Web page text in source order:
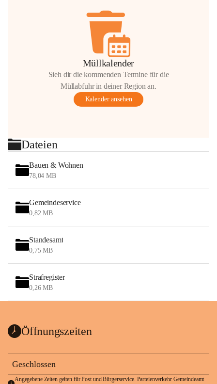
Müllkalender
Sieh dir die kommenden Termine für die
Müllabfuhr in deiner Region an.
Kalender ansehen
Dateien
Bauen & Wohnen
78,04 MB
Gemeindeservice
0,82 MB
Standesamt
0,75 MB
Strafregister
0,26 MB
Öffnungszeiten
Geschlossen
Angegebene Zeiten gelten für Post und Bürgerservice. Parteienverkehr Gemeindeamt